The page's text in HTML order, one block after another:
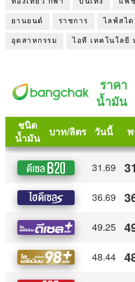
ยานยนต์ ราชการ ไลฟ์สไต
อุตสาหกรรม ไอที เทคโนโลยี